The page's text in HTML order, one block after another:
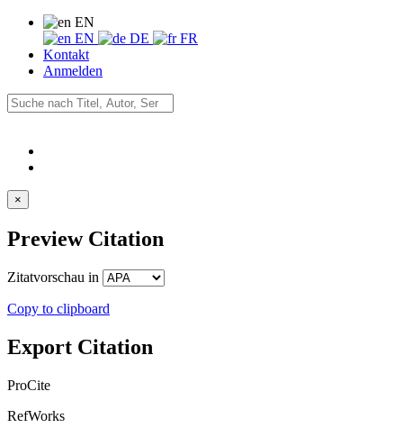
EN
EN
DE
FR
Kontakt
Anmelden
×
Preview Citation
Zitatvorschau in
Copy to clipboard
Export Citation
ProCite
RefWorks